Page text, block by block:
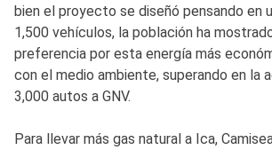
bien el proyecto se diseñó pensando en
1,500 vehículos, la población ha
preferencia por esta energía más
con el medio ambiente, superando en la
3,000 autos a GNV.
Para llevar más gas natural a Ica,